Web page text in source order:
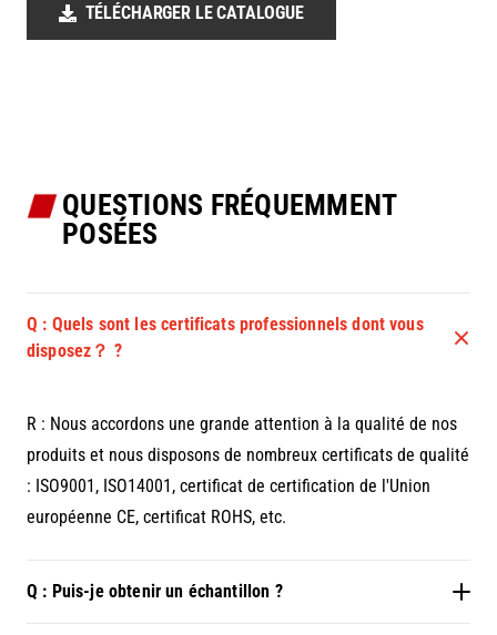
TÉLÉCHARGER LE CATALOGUE
QUESTIONS FRÉQUEMMENT
POSÉES
Q : Quels sont les certificats professionnels dont vous
disposez？ ?
R : Nous accordons une grande attention à la qualité de nos
produits et nous disposons de nombreux certificats de qualité
: ISO9001, ISO14001, certificat de certification de l'Union
européenne CE, certificat ROHS, etc.
Q : Puis-je obtenir un échantillon ?